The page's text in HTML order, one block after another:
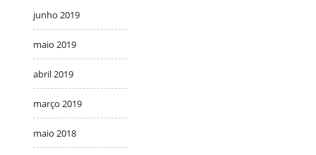
junho 2019
maio 2019
abril 2019
março 2019
maio 2018